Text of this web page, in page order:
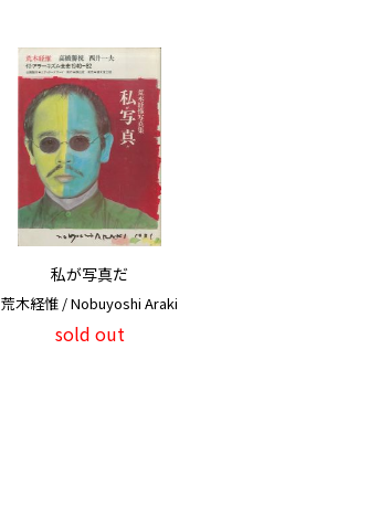
私が写真だ
荒木経惟 / Nobuyoshi Araki
sold out